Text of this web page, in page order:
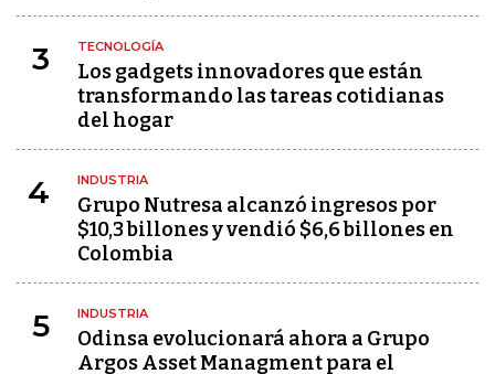
3 TECNOLOGÍA
Los gadgets innovadores que están
transformando las tareas cotidianas
del hogar
4 INDUSTRIA
Grupo Nutresa alcanzó ingresos por
$10,3 billones y vendió $6,6 billones en
Colombia
5 INDUSTRIA
Odinsa evolucionará ahora a Grupo
Argos Asset Managment para el